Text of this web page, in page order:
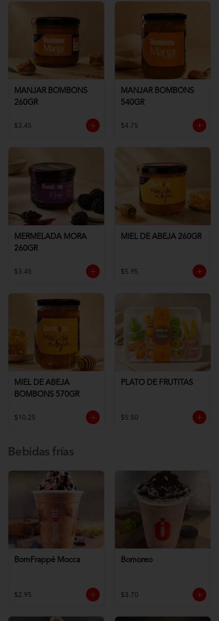
MANJAR BOMBONS
260GR
$3.45
MANJAR BOMBONS
540GR
$4.75
MERMELADA MORA
260GR
$3.45
MIEL DE ABEJA 260GR
$5.95
MIEL DE ABEJA
BOMBONS 570GR
$10.25
PLATO DE FRUTITAS
$5.50
Bebidas frías
BomFrappé Mocca
$2.95
Bomoreo
$3.70